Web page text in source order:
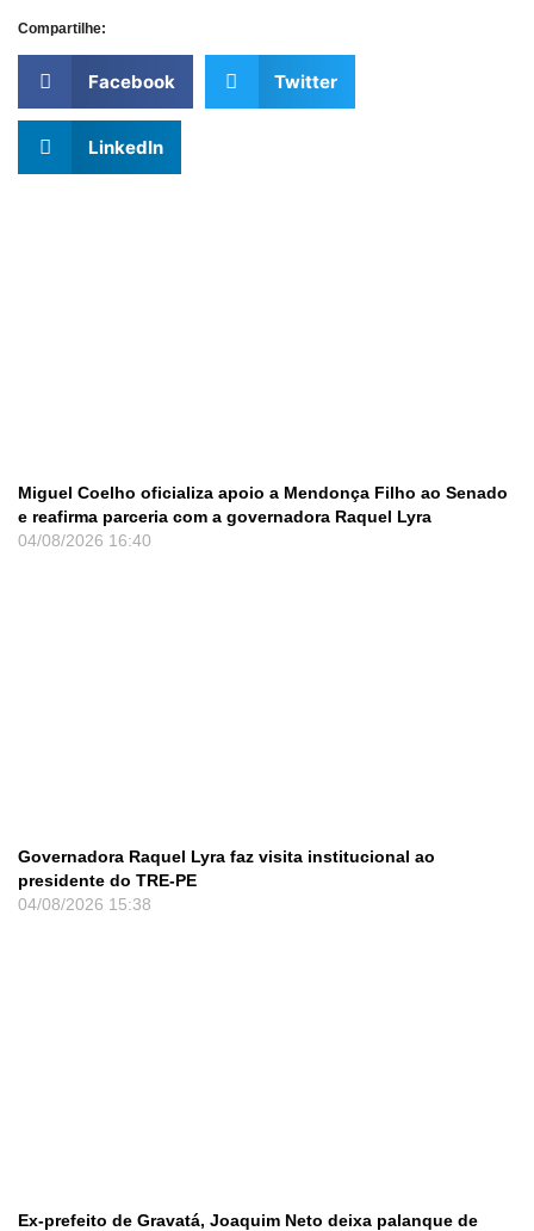
Compartilhe:
Facebook Twitter
LinkedIn
Miguel Coelho oficializa apoio a Mendonça Filho ao Senado
e reafirma parceria com a governadora Raquel Lyra
04/08/2026 16:40
Governadora Raquel Lyra faz visita institucional ao
presidente do TRE-PE
04/08/2026 15:38
Ex-prefeito de Gravatá, Joaquim Neto deixa palanque de